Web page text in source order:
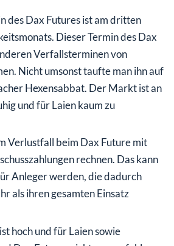
des Dax Futures ist am dritten
Dieser Termin des Dax
Verfallsterminen von
Nicht umsonst taufte man ihn auf
Hexensabbat. Der Markt ist an
und für Laien kaum zu
Verlustfall beim Dax Future mit
rechnen. Das kann
Anleger werden, die dadurch
als ihren gesamten Einsatz
hoch und für Laien sowie